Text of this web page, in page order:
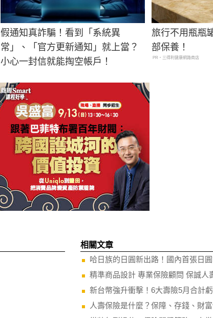
假通知真詐騙！看到「系統異
常」、「官方更新通知」就上當？
小心一封信就能掏空帳戶！
旅行不用瓶瓶
部保養！
PR・三得利健康網路商店
相關文章
哈日族的日圓新出路！國內首張日
精準商品設計 專業保險顧問 保誠人
新台幣強升衝擊！6大壽險5月合計
人壽保險是什麼？保障、存錢、財